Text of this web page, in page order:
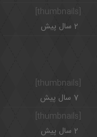
2 سال پیش
[thumbnails]
7 سال پیش
2 سال پیش